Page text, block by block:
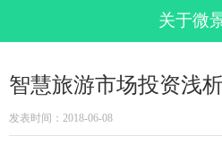
关于微
智慧旅游市场投资浅
发表时间：2018-06-08